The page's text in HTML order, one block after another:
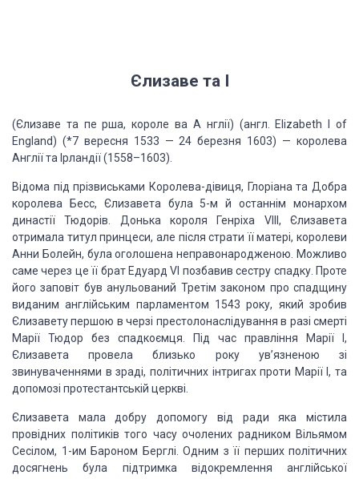
Єлизаве та I
(Єлизаве та пе рша, короле ва А нглії) (англ. Elizabeth I of
England) (*7 вересня 1533 — 24 березня 1603) — королева
Англії та Ірландії (1558–1603).
Відома під прізвиськами Королева-дівиця, Глоріана та Добра
королева Бесс, Єлизавета була 5-м й останнім монархом
династії Тюдорів. Донька короля Генріха VIII, Єлизавета
отримала титул принцеси, але після страти її матері, королеви
Анни Болейн, була оголошена неправонародженою. Можливо
саме через це її брат Едуард VI позбавив сестру спадку. Проте
його заповіт був анульований Третім законом про спадщину
виданим англійським парламентом 1543 року, який зробив
Єлизавету першою в черзі престолонаслідування в разі смерті
Марії Тюдор без спадкоємця. Під час правління Марії I,
Єлизавета провела близько року ув’язненою зі
звинуваченнями в зраді, політичних інтригах проти Марії I, та
допомозі протестантській церкві.
Єлизавета мала добру допомогу від ради яка містила
провідних політиків того часу очолених радником Вільямом
Сесілом, 1-им Бароном Берглі. Одним з її перших політичних
досягнень була підтримка відокремлення англійської